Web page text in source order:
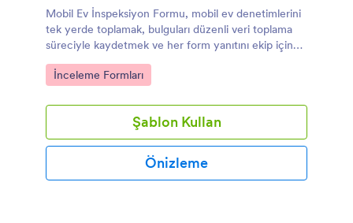
Mobil Ev İnspeksiyon Formu, mobil ev denetimlerini
tek yerde toplamak, bulguları düzenli veri toplama
süreciyle kaydetmek ve her form yanıtını ekip içinde
kolayca takip etmek isteyen işletmeler için idealdir.
Go to Category:
İnceleme Formları
Şablon Kullan
Önizleme